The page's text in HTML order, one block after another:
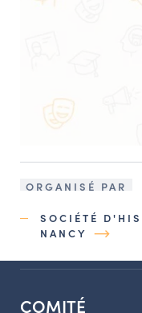
ORGANISÉ PAR
SOCIÉTÉ
NANCY
COMITÉ